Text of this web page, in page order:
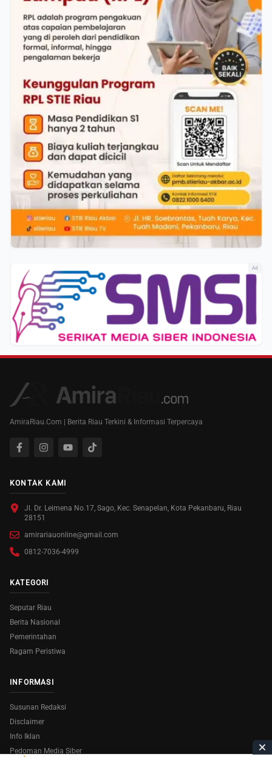
Ad
AmiraRiau.Com | Berita Riau Terkini & Informasi Terpercaya
KONTAK KAMI
Jl. Dr. Leimena No.17, Sago, Kec. Senapelan, Kota Pekanbaru, Riau
28151
amirariauonline@gmail.com
0812-7036-4999
KATEGORI
Seputar Riau
Berita Nasional
Pemerintahan
Ragam Peristiwa
INFORMASI
Susunan Redaksi
Disclaimer
Info Iklan
Pedoman Media Siber